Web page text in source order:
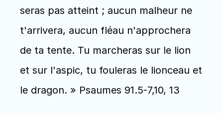
seras pas atteint ; aucun malheur ne
t'arrivera, aucun fléau n'approchera
de ta tente. Tu marcheras sur le lion
et sur l'aspic, tu fouleras le lionceau et
le dragon. » Psaumes 91.5-7,10, 13